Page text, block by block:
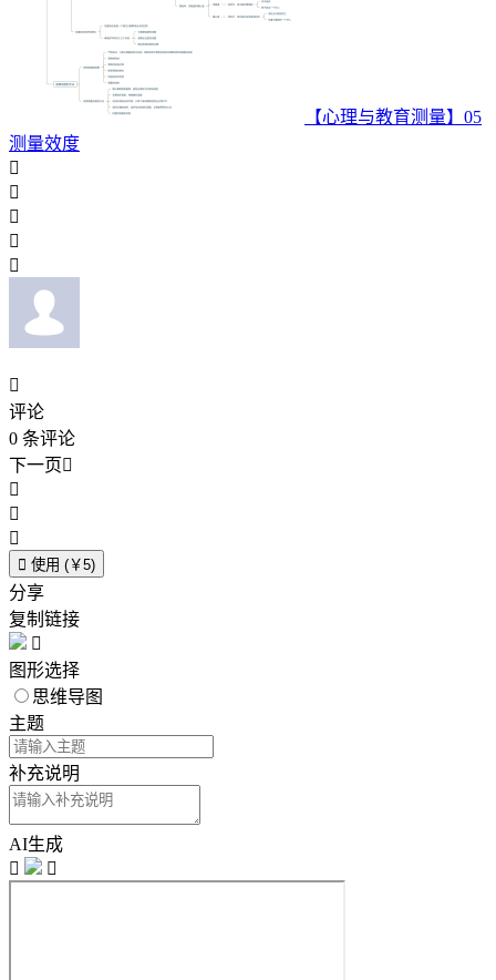
【心理与教育测量】05
测量效度






评论
0 条评论
下一页



 使用 (￥5)
分享
复制链接

图形选择
思维导图
主题
补充说明
AI生成

